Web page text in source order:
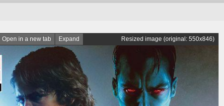
Open in a new tab Expand Resized image (original: 550x846)